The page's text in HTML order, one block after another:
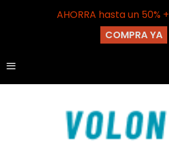
AHORRA hasta un 50% +
COMPRA YA